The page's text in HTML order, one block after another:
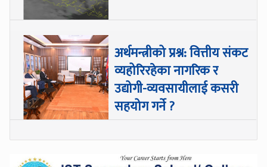
अर्थमन्त्रीको प्रश्न: वित्तीय संकट
व्यहोरिरहेका नागरिक र
उद्योगी-व्यवसायीलाई कसरी
सहयोग गर्ने ?